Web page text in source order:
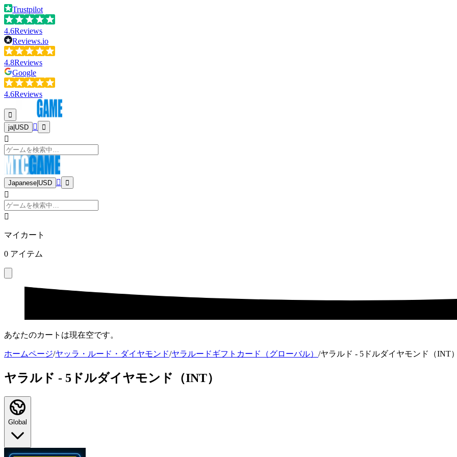
Trustpilot
4.6Reviews
Reviews.io
4.8Reviews
Google
4.6Reviews
ja| USD
Japanese USD
マイカート
0 アイテム
あなたのカートは現在空です。
ホームページ/ヤッラ・ルード・ダイヤモンド/ヤラルードギフトカード（グローバル） /ヤラルド - 5ドルダイヤモンド（INT
ヤラルド - 5ドルダイヤモンド（INT）
Global